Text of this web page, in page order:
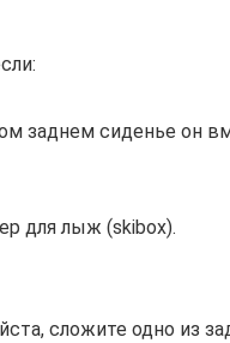
заднем сиденье он
для лыж (skibox).
сложите одно из